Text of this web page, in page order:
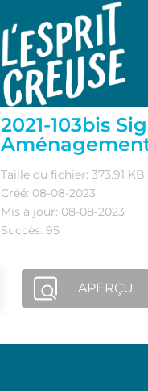
2021-103bis
Taille du fichier: 373.91 KB
Créé: 08-08-2023
Mis à jour: 08-08-2023
Succès: 95
APERÇU